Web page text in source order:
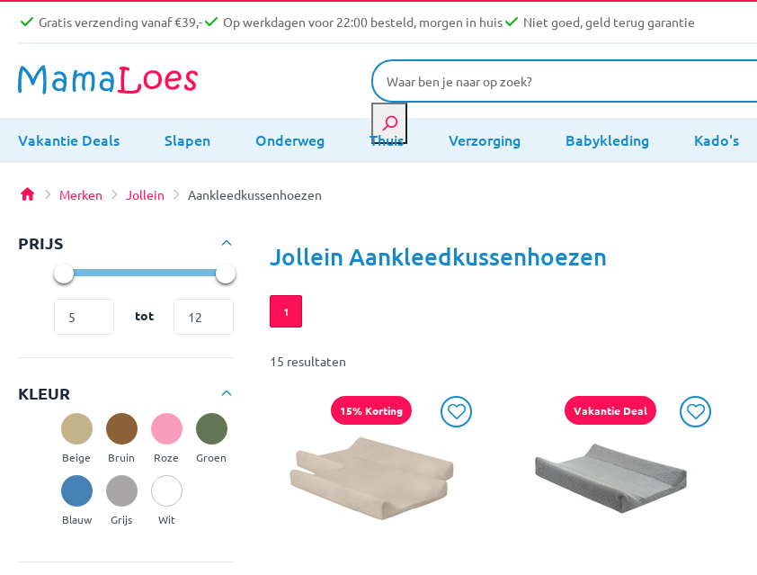
Gratis verzending vanaf €39,- Op werkdagen voor 22:00 besteld, morgen in huis Niet goed, geld terug garantie
Vakantie Deals Slapen Onderweg Thuis Verzorging Babykleding Kado's
Merken Jollein Aankleedkussenhoezen
PRIJS
tot
KLEUR
Beige Bruin Roze Groen
Blauw Grijs Wit
Jollein Aankleedkussenhoezen
1
15 resultaten
15% Korting Vakantie Deal